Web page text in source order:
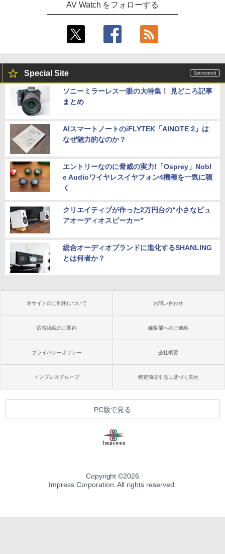
AV Watch をフォローする
Special Site
ソニーミラーレス一眼の大特集！ 見どころ記事
まとめ
AIスマートノートのiFLYTEK「AINOTE 2」は
なぜ魅力的なのか？
エントリーなのに脅威の実力!「Osprey」Nobl
e Audioワイヤレスイヤフォン4機種を一気に聴
く
クリエイティブが作った2万円台の“小さなピュ
アオーディオスピーカー”
総合オーディオブランドに進化するSHANLING
とは何者か？
本サイトのご利用について お問い合わせ
広告掲載のご案内 編集部へのご連絡
プライバシーポリシー 会社概要
インプレスグループ 特定商取引法に基づく表示
PC版で見る
Copyright ©2026
Impress Corporation. All rights reserved.